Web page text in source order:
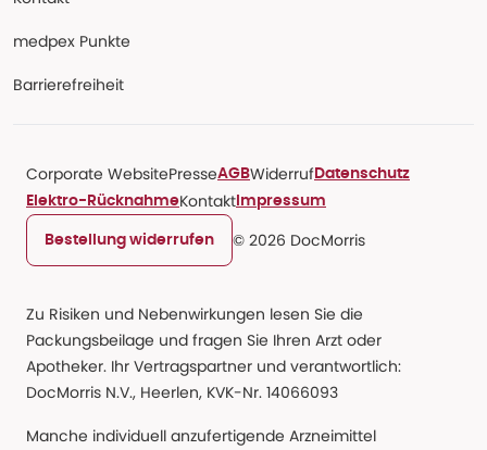
medpex Punkte
Barrierefreiheit
Corporate WebsitePresseAGBWiderruf Datenschutz
Elektro-RücknahmeKontakt Impressum
Bestellung widerrufen © 2026 DocMorris
Zu Risiken und Nebenwirkungen lesen Sie die
Packungsbeilage und fragen Sie Ihren Arzt oder
Apotheker. Ihr Vertragspartner und verantwortlich:
DocMorris N.V., Heerlen, KVK-Nr. 14066093
Manche individuell anzufertigende Arzneimittel